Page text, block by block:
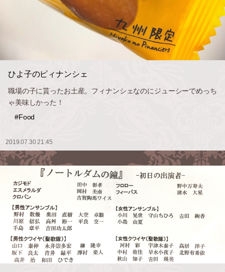
ひよ子のピィナンシェ
職場の子に貰ったお土産。フィナンシェなのにジューシーでめっち
ゃ美味しかった！
#Food
2019.07.30 21:45